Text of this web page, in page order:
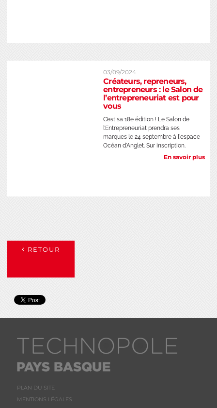
03/09/2024
Créateurs, repreneurs,
entrepreneurs : le Salon de
l’entrepreneuriat est pour
vous
C’est sa 18e édition ! Le Salon de
l’Entrepreneuriat prendra ses
marques le 24 septembre à l'espace
Océan d'Anglet. Sur inscription.
En savoir plus
RETOUR
PLAN DU SITE
MENTIONS LÉGALES